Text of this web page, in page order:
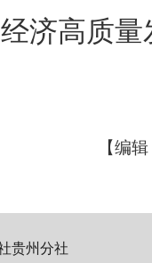
济高质量
【编
贵州分社